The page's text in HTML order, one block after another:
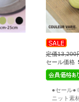
定価13,200
セール価格
●セール
ニット素